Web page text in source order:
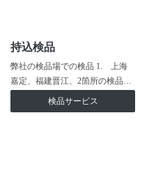
持込検品
弊社の検品場での検品 1. 上海
嘉定、福建晋江、2箇所の検品…
検品サービス